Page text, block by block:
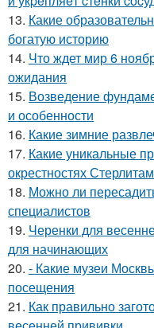
13. Какие
богатую историю
14. Что ждет мир 6
ожидания
15. Возведение
и особенности
16. Какие зимние
17. Какие уникальные
окрестностях
18. Можно ли
специалистов
19. Черенки для
для начинающих
20. - Какие музеи
посещения
21. Как правильно